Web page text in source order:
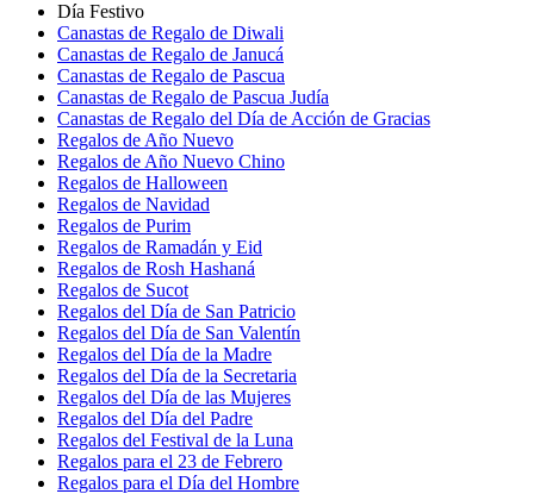
Día Festivo
Canastas de Regalo de Diwali
Canastas de Regalo de Janucá
Canastas de Regalo de Pascua
Canastas de Regalo de Pascua Judía
Canastas de Regalo del Día de Acción de Gracias
Regalos de Año Nuevo
Regalos de Año Nuevo Chino
Regalos de Halloween
Regalos de Navidad
Regalos de Purim
Regalos de Ramadán y Eid
Regalos de Rosh Hashaná
Regalos de Sucot
Regalos del Día de San Patricio
Regalos del Día de San Valentín
Regalos del Día de la Madre
Regalos del Día de la Secretaria
Regalos del Día de las Mujeres
Regalos del Día del Padre
Regalos del Festival de la Luna
Regalos para el 23 de Febrero
Regalos para el Día del Hombre